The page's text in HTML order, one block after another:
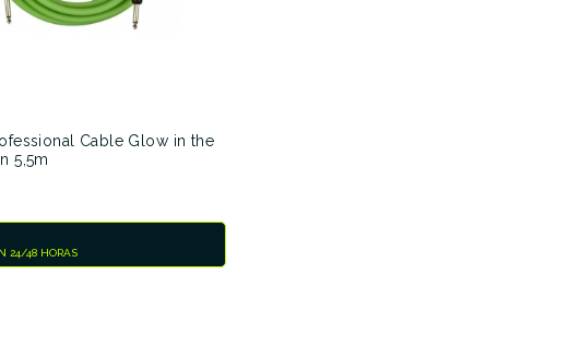
Cable Glow in the
5,5m
24/48 HORAS